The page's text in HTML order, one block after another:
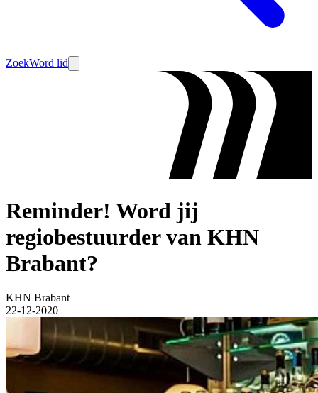
ZoekWord lid
Reminder! Word jij
regiobestuurder van KHN
Brabant?
KHN Brabant
22-12-2020